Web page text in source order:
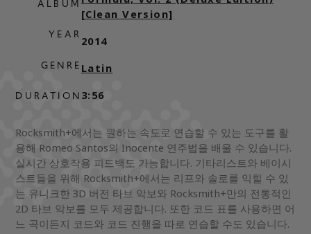
ALBUM
YEAR
GENRE
DURATION
[Clean Version]
2014
Latin
3:56
Rocksmith+에서는 원하는 속도로 연습할 수 있는 도구를 활
용해 Romeo Santos의 Inocente 연주법을 배울 수 있습니다.
실시간 상호작용 피드백도 가능합니다. 기타리스트와 베이시
스트들을 위해 Rocksmith+에서는 리프와 솔로를 익힐 수 있
는 유니크한 3D 버전 타브 악보와 Rocksmith+만의 전통적인
2D 타브 악보를 모두 제공합니다. 또한 코드 표를 사용하면 어
느 곡이든지 코드와 코드 진행을 따로 연습할 수도 있습니다.